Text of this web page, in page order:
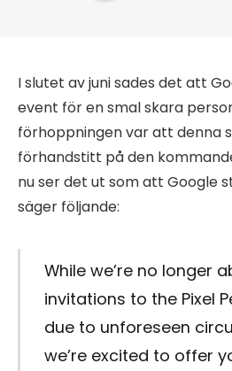
I slutet av juni sades det att
event för en smal skara
förhoppningen var att denna
förhandstitt på den
nu ser det ut som att Google
säger följande:
While we’re no longer
invitations to the Pixel
due to unforeseen
we’re excited to offer